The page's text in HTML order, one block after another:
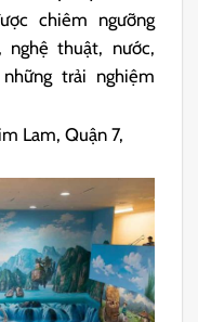
chiêm ngưỡng
nghệ thuật, nước,
trải nghiệm
Lam, Quận 7,